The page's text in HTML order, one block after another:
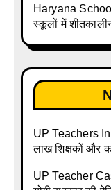
Talika | Up
Madhyamik
holiday
List 2025
Haryana
स्कूलों में शीतकालीन
UP Teachers
लाख शिक्षकों और
UP Teacher